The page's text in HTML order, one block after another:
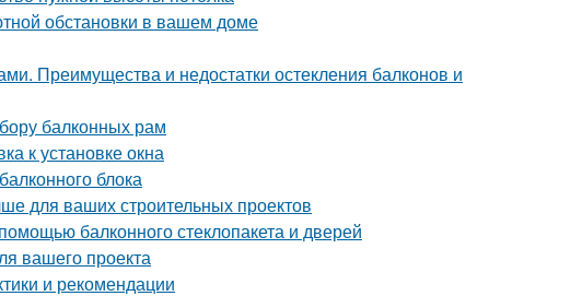
обстановки в вашем доме
Преимущества и недостатки остекления балконов и
балконных рам
к установке окна
блока
для ваших строительных проектов
балконного стеклопакета и дверей
вашего проекта
и рекомендации